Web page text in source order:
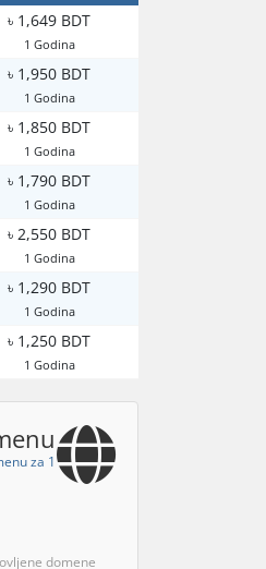
৳ 1,649 BDT
1 Godina
৳ 1,950 BDT
1 Godina
৳ 1,850 BDT
1 Godina
৳ 1,790 BDT
1 Godina
৳ 2,550 BDT
1 Godina
৳ 1,290 BDT
1 Godina
৳ 1,250 BDT
1 Godina
za 1
domene